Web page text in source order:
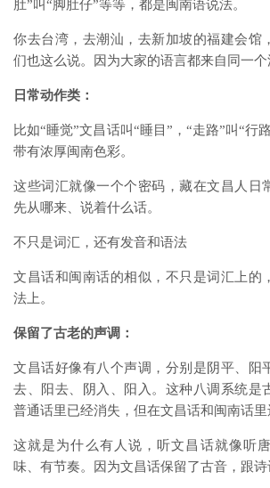
肚”叫“脚肚仔”等等，都是闽南语说法。
你去台湾，去潮汕，去新加坡的福建会馆
们也这么说。因为大家的语言都来自同一
日常动作类：
比如“睡觉”文昌话叫“睡目”，“走路”叫“行
带有浓厚闽南色彩。
这些词汇就像一个个密码，藏在文昌人日
先从哪来、说着什么话。
不只是词汇，还有发音和语法
文昌话和闽南话的相似，不只是词汇上的
法上。
保留了古老的声调：
文昌话好像有八个声调，分别是阴平、阳
去、阳去、阴入、阳入。这种八调系统是
普通话里已经消失，但在文昌话和闽南话里
这就是为什么有人说，听文昌话就像听
味、有节奏。因为文昌话保留了古音，跟诗